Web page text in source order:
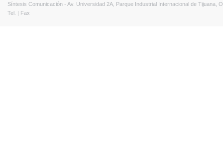
Síntesis Comunicación - Av. Universidad 2A, Parque Industrial Internacional de Tijuana,
Tel. | Fax